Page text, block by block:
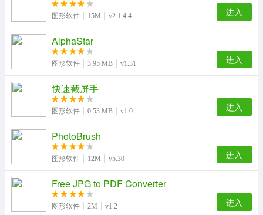
图形软件 15M v2.1.4.4 进入
AlphaStar
图形软件 3.95 MB v1.31 进入
快速截屏手
图形软件 0.53 MB v1.0 进入
PhotoBrush
图形软件 12M v5.30 进入
Free JPG to PDF Converter
图形软件 2M v1.2 进入